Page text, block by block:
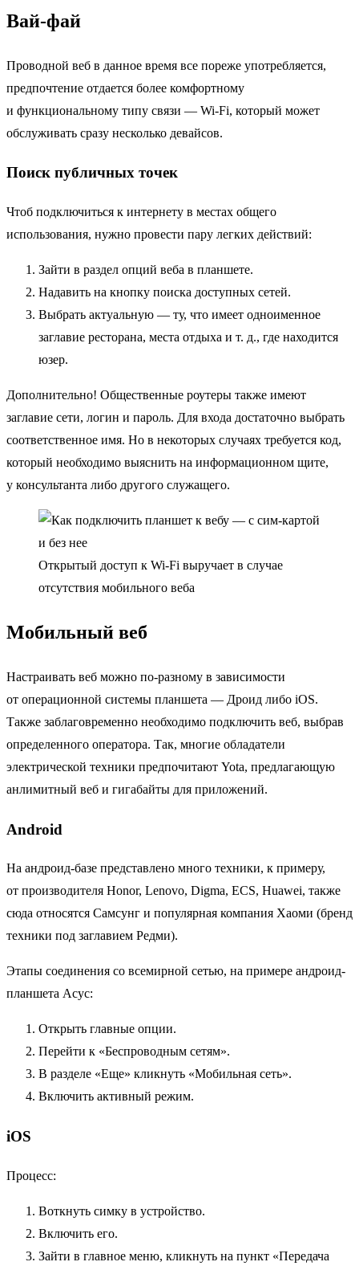
Вай-фай
Проводной веб в данное время все пореже употребляется,
предпочтение отдается более комфортному
и функциональному типу связи — Wi-Fi, который может
обслуживать сразу несколько девайсов.
Поиск публичных точек
Чтоб подключиться к интернету в местах общего
использования, нужно провести пару легких действий:
Зайти в раздел опций веба в планшете.
Надавить на кнопку поиска доступных сетей.
Выбрать актуальную — ту, что имеет одноименное
заглавие ресторана, места отдыха и т. д., где находится
юзер.
Дополнительно! Общественные роутеры также имеют
заглавие сети, логин и пароль. Для входа достаточно выбрать
соответственное имя. Но в некоторых случаях требуется код,
который необходимо выяснить на информационном щите,
у консультанта либо другого служащего.
Открытый доступ к Wi-Fi выручает в случае
отсутствия мобильного веба
Мобильный веб
Настраивать веб можно по-разному в зависимости
от операционной системы планшета — Дроид либо iOS.
Также заблаговременно необходимо подключить веб, выбрав
определенного оператора. Так, многие обладатели
электрической техники предпочитают Yota, предлагающую
анлимитный веб и гигабайты для приложений.
Android
На андроид-базе представлено много техники, к примеру,
от производителя Honor, Lenovo, Digma, ECS, Huawei, также
сюда относятся Самсунг и популярная компания Хаоми (бренд
техники под заглавием Редми).
Этапы соединения со всемирной сетью, на примере андроид-
планшета Асус:
Открыть главные опции.
Перейти к «Беспроводным сетям».
В разделе «Еще» кликнуть «Мобильная сеть».
Включить активный режим.
iOS
Процесс:
Воткнуть симку в устройство.
Включить его.
Зайти в главное меню, кликнуть на пункт «Передача